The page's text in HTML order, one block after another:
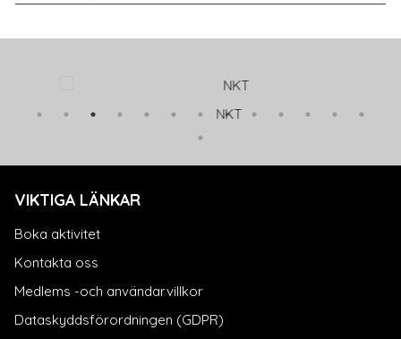
NKT
VIKTIGA LÄNKAR
Boka aktivitet
Kontakta oss
Medlems -och användarvillkor
Dataskyddsförordningen (GDPR)